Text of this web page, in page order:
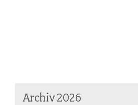
Archiv 2026